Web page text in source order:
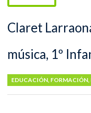
Claret
música, 1º
EDUCACIÓN, FORMACIÓN,